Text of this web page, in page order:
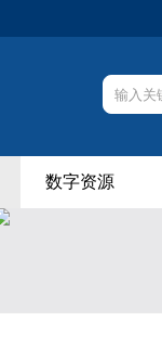
数字资源